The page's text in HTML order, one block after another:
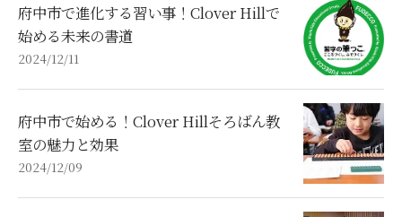
府中市で進化する習い事！Clover Hillで
始める未来の書道
2024/12/11
府中市で始める！Clover Hillそろばん教
室の魅力と効果
2024/12/09